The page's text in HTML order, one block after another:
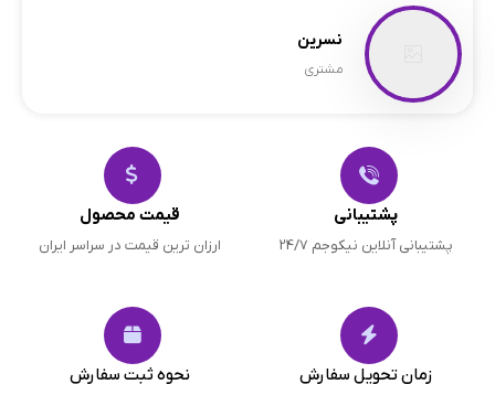
نسرین
مشتری
پشتیبانی
پشتیبانی آنلاین نیکوجم 24/7
قیمت محصول
ارزان ترین قیمت در سراسر ایران
زمان تحویل سفارش نحوه ثبت سفارش